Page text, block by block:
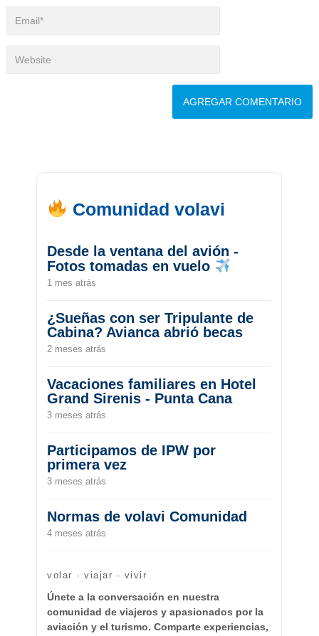
Comunidad volavi
Desde la ventana del avión -
Fotos tomadas en vuelo
1 mes atrás
¿Sueñas con ser Tripulante de
Cabina? Avianca abrió becas
2 meses atrás
Vacaciones familiares en Hotel
Grand Sirenis - Punta Cana
3 meses atrás
Participamos de IPW por
primera vez
3 meses atrás
Normas de volavi Comunidad
4 meses atrás
volar · viajar · vivir
Únete a la conversación en nuestra
comunidad de viajeros y apasionados por la
aviación y el turismo. Comparte experiencias,